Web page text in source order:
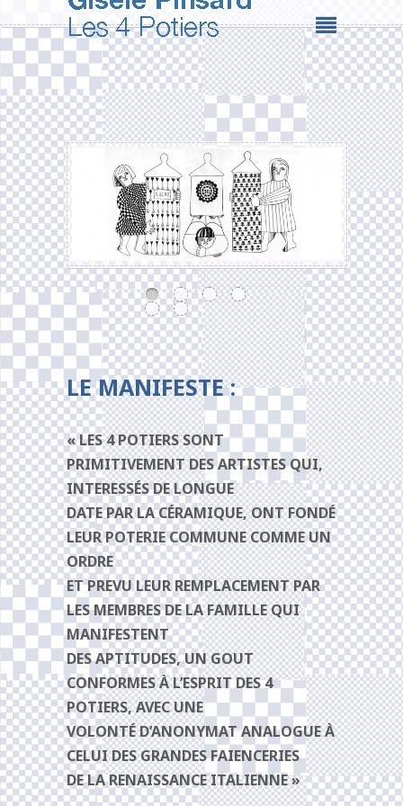
LE MANIFESTE :
« LES 4 POTIERS SONT
PRIMITIVEMENT DES ARTISTES QUI,
INTERESSÉS DE LONGUE
DATE PAR LA CÉRAMIQUE, ONT FONDÉ
LEUR POTERIE COMMUNE COMME UN
ORDRE
ET PREVU LEUR REMPLACEMENT PAR
LES MEMBRES DE LA FAMILLE QUI
MANIFESTENT
DES APTITUDES, UN GOUT
CONFORMES À L’ESPRIT DES 4
POTIERS, AVEC UNE
VOLONTÉ D’ANONYMAT ANALOGUE À
CELUI DES GRANDES FAIENCERIES
DE LA RENAISSANCE ITALIENNE »